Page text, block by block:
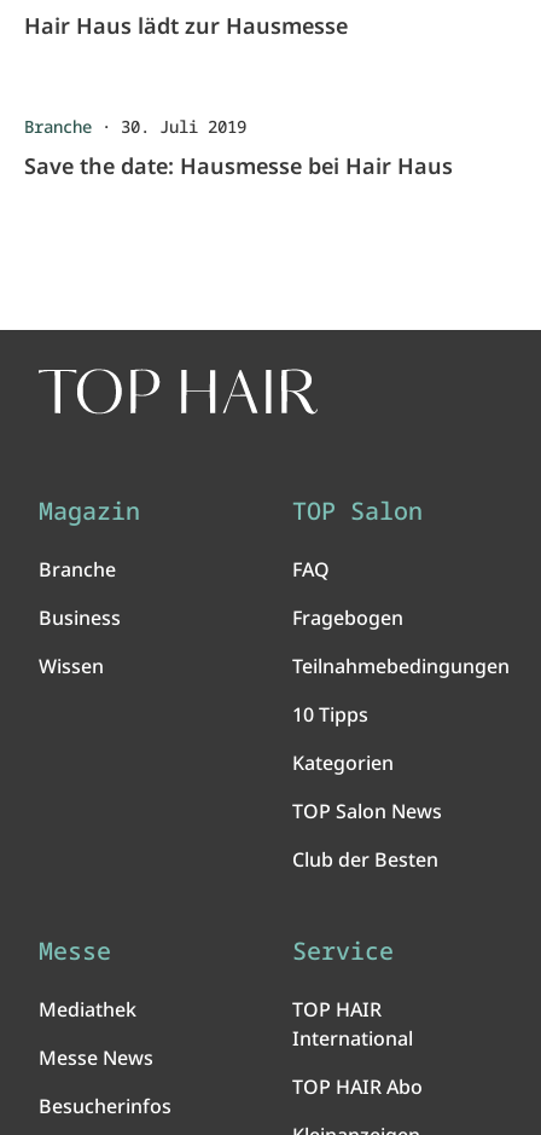
Hair Haus lädt zur Hausmesse
Branche · 30. Juli 2019
Save the date: Hausmesse bei Hair Haus
Magazin
Branche
Business
Wissen
TOP Salon
FAQ
Fragebogen
Teilnahmebedingungen
10 Tipps
Kategorien
TOP Salon News
Club der Besten
Messe
Mediathek
Messe News
Besucherinfos
Service
TOP HAIR
International
TOP HAIR Abo